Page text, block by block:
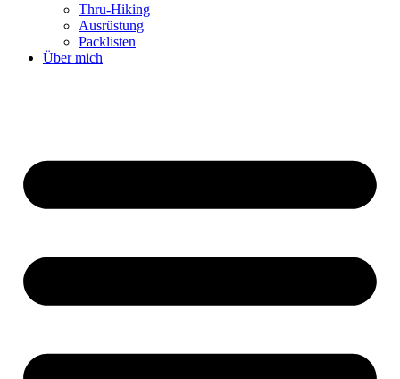
Thru-Hiking
Ausrüstung
Packlisten
Über mich